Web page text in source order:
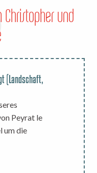
und
(Landschaft,
Peyrat le
um die